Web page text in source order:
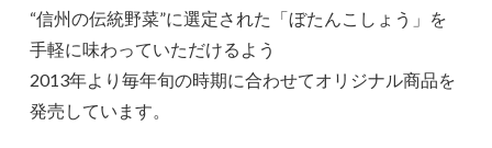
“信州の伝統野菜”に選定された「ぼたんこしょう」を
手軽に味わっていただけるよう
2013年より毎年旬の時期に合わせてオリジナル商品を
発売しています。